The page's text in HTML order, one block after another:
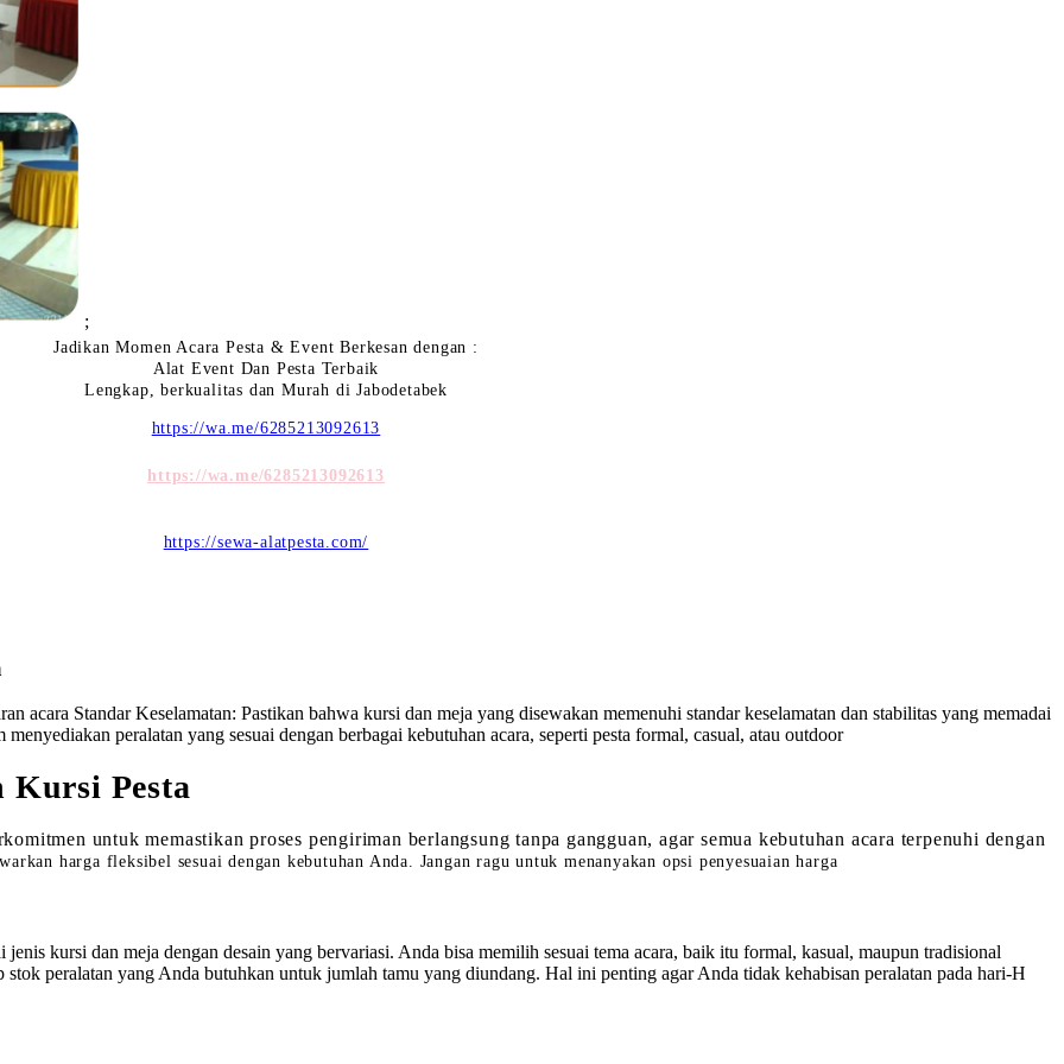
;
Jadikan Momen Acara Pesta & Event Berkesan dengan :
Alat Event Dan Pesta Terbaik
Lengkap, berkualitas dan Murah di Jabodetabek
https://wa.me/6285213092613
https://wa.me/6285213092613
https://sewa-alatpesta.com/
acara Standar Keselamatan: Pastikan bahwa kursi dan meja yang disewakan memenuhi standar keselamatan dan stabilitas yang memadai
peralatan yang sesuai dengan berbagai kebutuhan acara, seperti pesta formal, casual, atau outdoor
Kursi Pesta
untuk memastikan proses pengiriman berlangsung tanpa gangguan, agar semua kebutuhan acara terpenuhi dengan
harga fleksibel sesuai dengan kebutuhan Anda. Jangan ragu untuk menanyakan opsi penyesuaian harga
kursi dan meja dengan desain yang bervariasi. Anda bisa memilih sesuai tema acara, baik itu formal, kasual, maupun tradisional
peralatan yang Anda butuhkan untuk jumlah tamu yang diundang. Hal ini penting agar Anda tidak kehabisan peralatan pada hari-H